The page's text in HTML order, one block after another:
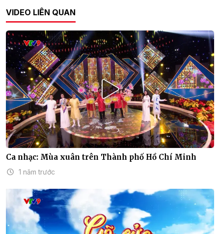
VIDEO LIÊN QUAN
Ca nhạc: Mùa xuân trên Thành phố Hồ Chí Minh
1 năm trước